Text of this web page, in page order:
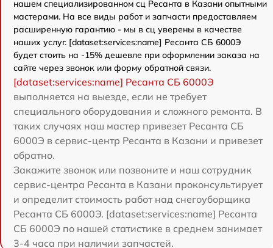
нашем специализированном сц Ресанта в Казани опытными
мастерами. На все виды работ и запчасти предоставляем
расширенную гарантию - мы в сц уверены в качестве
наших услуг. [dataset:services:name] Ресанта СБ 6000Э
будет стоить на -15% дешевле при оформлении заказа на
сайте через звонок или форму обратной связи.
[dataset:services:name] Ресанта СБ 6000Э
выполняется на выезде, если не требует
специального оборудования и сложного ремонта. В
таких случаях наш мастер привезет Ресанта СБ
6000Э в сервис-центр Ресанта в Казани и привезет
обратно.
Закажите звонок или позвоните и наш сотрудник
сервис-центра Ресанта в Казани проконсультирует
и определит стоимость работ над снегоуборщика
Ресанта СБ 6000Э. [dataset:services:name] Ресанта
СБ 6000Э по нашей статистике в среднем занимает
3-4 часа при наличии запчастей.